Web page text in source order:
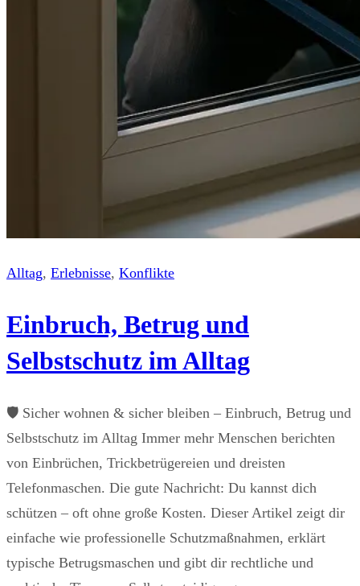
Alltag, Erlebnisse, Konflikte
Einbruch, Betrug und
Selbstschutz im Alltag
🛡️ Sicher wohnen & sicher bleiben – Einbruch, Betrug und
Selbstschutz im Alltag Immer mehr Menschen berichten
von Einbrüchen, Trickbetrügereien und dreisten
Telefonmaschen. Die gute Nachricht: Du kannst dich
schützen – oft ohne große Kosten. Dieser Artikel zeigt dir
einfache wie professionelle Schutzmaßnahmen, erklärt
typische Betrugsmaschen und gibt dir rechtliche und